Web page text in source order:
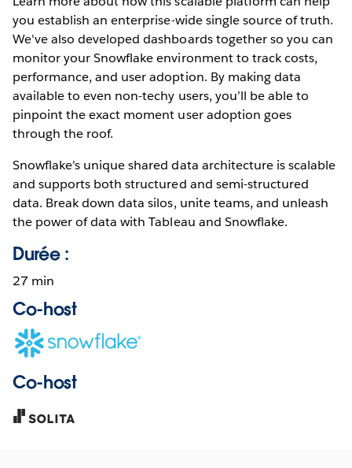
you establish an enterprise-wide single source of truth.
We've also developed dashboards together so you can
monitor your Snowflake environment to track costs,
performance, and user adoption. By making data
available to even non-techy users, you’ll be able to
pinpoint the exact moment user adoption goes
through the roof.
Snowflake's unique shared data architecture is scalable
and supports both structured and semi-structured
data. Break down data silos, unite teams, and unleash
the power of data with Tableau and Snowflake.
Durée :
27 min
Co-host
Opens
in
new
window
Co-host
Opens
in